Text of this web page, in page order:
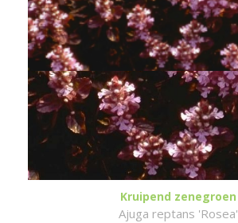
Kruipend zenegroen
Ajuga reptans 'Rosea'